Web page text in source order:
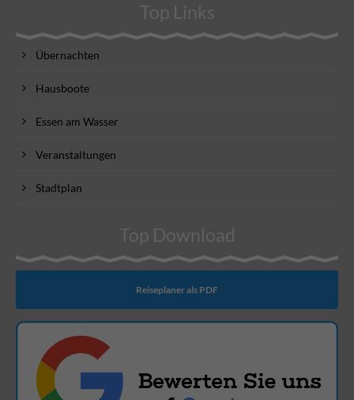
Top Links
Übernachten
Hausboote
Essen am Wasser
Veranstaltungen
Stadtplan
Top Download
Reiseplaner als PDF